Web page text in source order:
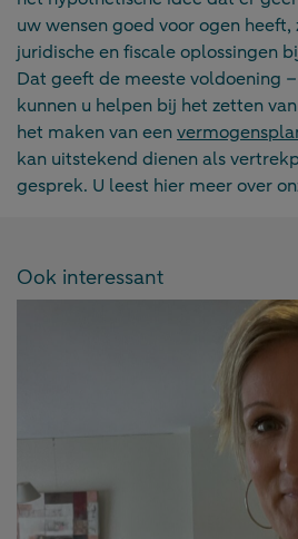
uw wensen goed voor ogen
juridische en fiscale oplossingen
Dat geeft de meeste voldoening
kunnen u helpen bij het zetten
het maken van een
kan uitstekend dienen als
gesprek. U leest hier meer over
Ook interessant